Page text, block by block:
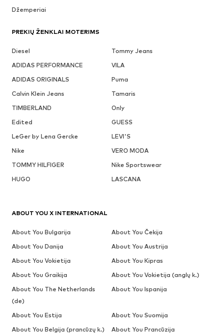
Džemperiai
PREKIŲ ŽENKLAI MOTERIMS
Diesel
Tommy Jeans
ADIDAS PERFORMANCE
VILA
ADIDAS ORIGINALS
Puma
Calvin Klein Jeans
Tamaris
TIMBERLAND
Only
Edited
GUESS
LeGer by Lena Gercke
LEVI'S
Nike
VERO MODA
TOMMY HILFIGER
Nike Sportswear
HUGO
LASCANA
ABOUT YOU X INTERNATIONAL
About You Bulgarija
About You Čekija
About You Danija
About You Austrija
About You Vokietija
About You Kipras
About You Graikija
About You Vokietija (anglų k.)
About You The Netherlands
(de)
About You Ispanija
About You Estija
About You Suomija
About You Belgija (prancūzų k.)
About You Prancūzija